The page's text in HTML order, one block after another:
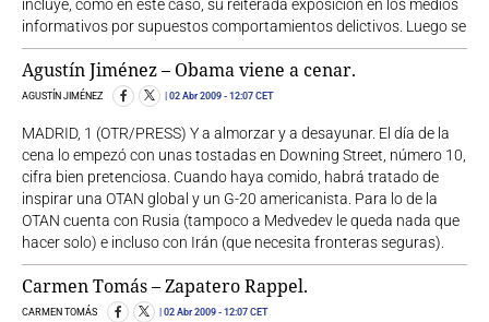
incluye, como en este caso, su reiterada exposición en los medios
informativos por supuestos comportamientos delictivos. Luego se
Agustín Jiménez – Obama viene a cenar.
AGUSTÍN JIMÉNEZ 02 Abr 2009 - 12:07 CET
MADRID, 1 (OTR/PRESS) Y a almorzar y a desayunar. El día de la
cena lo empezó con unas tostadas en Downing Street, número 10,
cifra bien pretenciosa. Cuando haya comido, habrá tratado de
inspirar una OTAN global y un G-20 americanista. Para lo de la
OTAN cuenta con Rusia (tampoco a Medvedev le queda nada que
hacer solo) e incluso con Irán (que necesita fronteras seguras).
Carmen Tomás – Zapatero Rappel.
CARMEN TOMÁS 02 Abr 2009 - 12:07 CET